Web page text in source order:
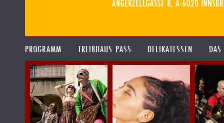
PROGRAMM TREIBHAUS-PASS DELIKATESSEN